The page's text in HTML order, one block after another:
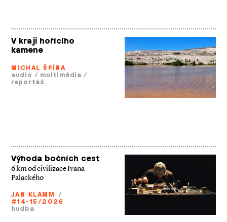
V kraji hořícího
kamene
MICHAL ŠPÍNA
audio / multimédia /
reportáž
Výhoda bočních cest
6 km od civilizace Ivana
Palackého
JAN KLAMM /
#14-15/2026
hudba